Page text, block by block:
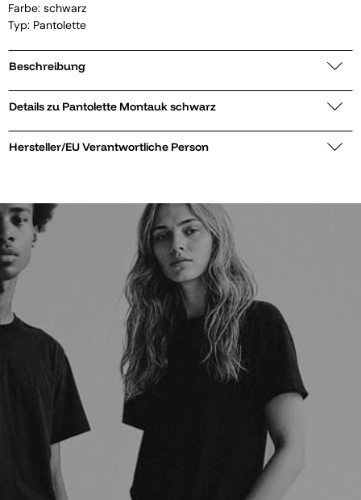
Farbe: schwarz
Typ: Pantolette
Beschreibung
Details zu Pantolette Montauk schwarz
Hersteller/EU Verantwortliche Person